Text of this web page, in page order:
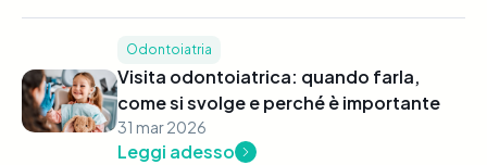
Odontoiatria
Visita odontoiatrica: quando farla,
come si svolge e perché è importante
31 mar 2026
Leggi adesso